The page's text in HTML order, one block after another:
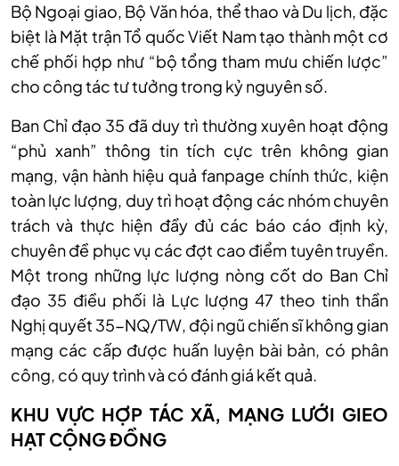
Bộ Ngoại giao, Bộ Văn hóa, thể thao và Du lịch, đặc
biệt là Mặt trận Tổ quốc Viết Nam tạo thành một cơ
chế phối hợp như “bộ tổng tham mưu chiến lược”
cho công tác tư tưởng trong kỷ nguyên số.
Ban Chỉ đạo 35 đã duy trì thường xuyên hoạt động
“phủ xanh” thông tin tích cực trên không gian
mạng, vận hành hiệu quả fanpage chính thức, kiện
toàn lực lượng, duy trì hoạt động các nhóm chuyên
trách và thực hiện đầy đủ các báo cáo định kỳ,
chuyên đề phục vụ các đợt cao điểm tuyên truyền.
Một trong những lực lượng nòng cốt do Ban Chỉ
đạo 35 điều phối là Lực lượng 47 theo tinh thần
Nghị quyết 35-NQ/TW, đội ngũ chiến sĩ không gian
mạng các cấp được huấn luyện bài bản, có phân
công, có quy trình và có đánh giá kết quả.
KHU VỰC HỢP TÁC XÃ, MẠNG LƯỚI GIEO
HẠT CỘNG ĐỒNG